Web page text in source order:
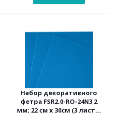
Набор декоративного
фетра FSR2.0-RO-24N3 2
мм; 22 см х 30см (3 листа,